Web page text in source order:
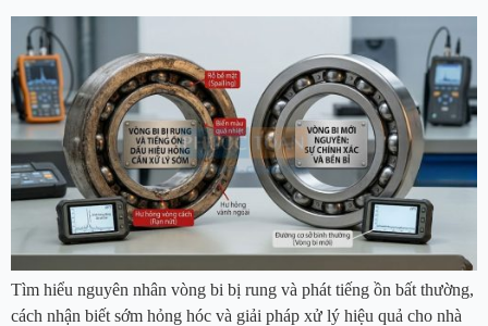
Tìm hiểu nguyên nhân vòng bi bị rung và phát tiếng ồn bất thường,
cách nhận biết sớm hỏng hóc và giải pháp xử lý hiệu quả cho nhà